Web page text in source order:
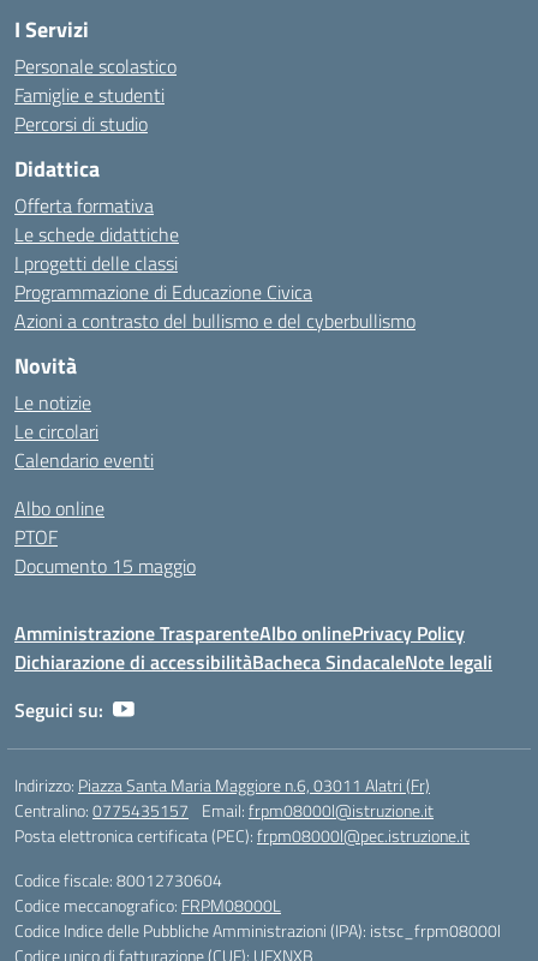
I Servizi
Personale scolastico
Famiglie e studenti
Percorsi di studio
Didattica
Offerta formativa
Le schede didattiche
I progetti delle classi
Programmazione di Educazione Civica
Azioni a contrasto del bullismo e del cyberbullismo
Novità
Le notizie
Le circolari
Calendario eventi
Albo online
PTOF
Documento 15 maggio
Amministrazione TrasparenteAlbo onlinePrivacy Policy
Dichiarazione di accessibilitàBacheca SindacaleNote legali
Seguici su:
Indirizzo: Piazza Santa Maria Maggiore n.6, 03011 Alatri (Fr)
Centralino:0775435157 Email:frpm08000l@istruzione.it
Posta elettronica certificata (PEC):frpm08000l@pec.istruzione.it
Codice fiscale: 80012730604
Codice meccanografico: FRPM08000L
Codice Indice delle Pubbliche Amministrazioni (IPA): istsc_frpm08000l
Codice unico di fatturazione (CUF): UFXNXB